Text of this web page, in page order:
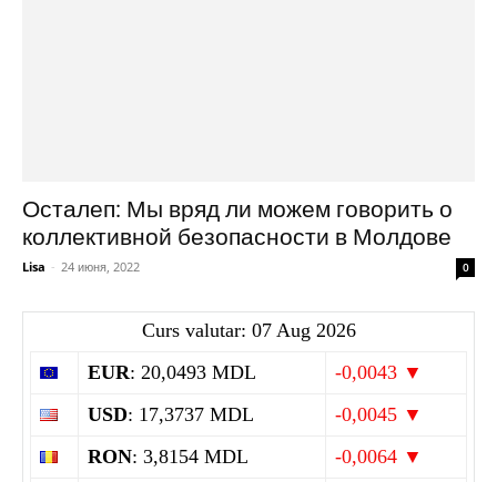
Осталеп: Мы вряд ли можем говорить о
коллективной безопасности в Молдове
Lisa - 24 июня, 2022 0
Curs valutar: 07 Aug 2026
EUR: 20,0493 MDL
-0,0043 ▼
USD: 17,3737 MDL
-0,0045 ▼
RON: 3,8154 MDL
-0,0064 ▼